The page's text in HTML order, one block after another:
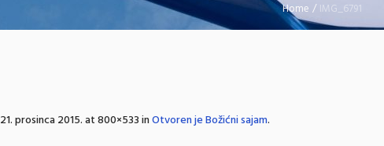
Home /IMG_6791
21. prosinca 2015.at 800×533 inOtvoren je Božićni sajam.